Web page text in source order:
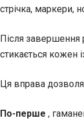
стрічка, маркери,
Після
стикається кожен
Ця вправа
По-перше ,